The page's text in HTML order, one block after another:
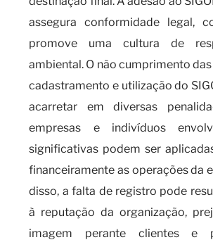
assegura conformidade legal,
promove uma cultura de
ambiental. O não cumprimento
cadastramento e utilização do
acarretar em diversas
empresas e indivíduos
significativas podem ser
financeiramente as operações da
disso, a falta de registro pode
à reputação da organização,
imagem perante clientes e